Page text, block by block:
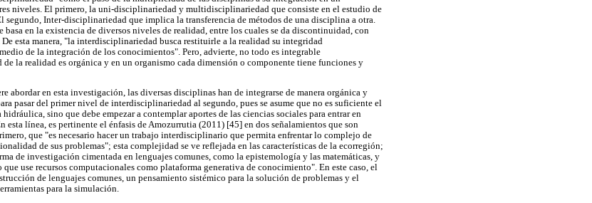
niveles. El primero, la uni-disciplinariedad y multidisciplinariedad que consiste en el estudio de
Inter-disciplinariedad que implica la transferencia de métodos de una disciplina a otra.
en la existencia de diversos niveles de realidad, entre los cuales se da discontinuidad, con
esta manera, "la interdisciplinariedad busca restituirle a la realidad su integridad
de la integración de los conocimientos". Pero, advierte, no todo es integrable
la realidad es orgánica y en un organismo cada dimensión o componente tiene funciones y
abordar en esta investigación, las diversas disciplinas han de integrarse de manera orgánica y
pasar del primer nivel de interdisciplinariedad al segundo, pues se asume que no es suficiente el
sino que debe empezar a contemplar aportes de las ciencias sociales para entrar en
línea, es pertinente el énfasis de Amozurrutia (2011) [45] en dos señalamientos que son
que "es necesario hacer un trabajo interdisciplinario que permita enfrentar lo complejo de
de sus problemas"; esta complejidad se ve reflejada en las características de la ecorregión;
de investigación cimentada en lenguajes comunes, como la epistemología y las matemáticas, y
use recursos computacionales como plataforma generativa de conocimiento". En este caso, el
de lenguajes comunes, un pensamiento sistémico para la solución de problemas y el
para la simulación.